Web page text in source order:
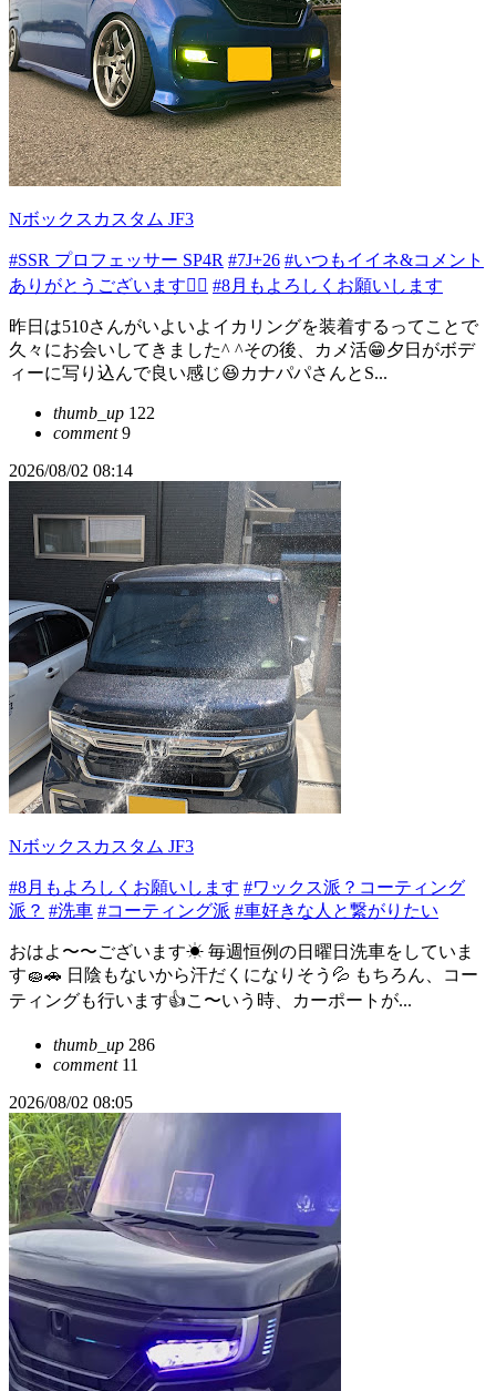
Nボックスカスタム JF3
#SSR プロフェッサー SP4R #7J+26 #いつもイイネ&コメント
ありがとうございます🙇‍♂️ #8月もよろしくお願いします
昨日は510さんがいよいよイカリングを装着するってことで
久々にお会いしてきました^ ^その後、カメ活😁夕日がボデ
ィーに写り込んで良い感じ😆カナパパさんとS...
thumb_up 122
comment9
2026/08/02 08:14
Nボックスカスタム JF3
#8月もよろしくお願いします #ワックス派？コーティング
派？ #洗車 #コーティング派 #車好きな人と繋がりたい
おはよ〜〜ございます☀ 毎週恒例の日曜日洗車をしていま
す🧽🚗 日陰もないから汗だくになりそう💦 もちろん、コー
ティングも行います👍こ〜いう時、カーポートが...
thumb_up 286
comment11
2026/08/02 08:05